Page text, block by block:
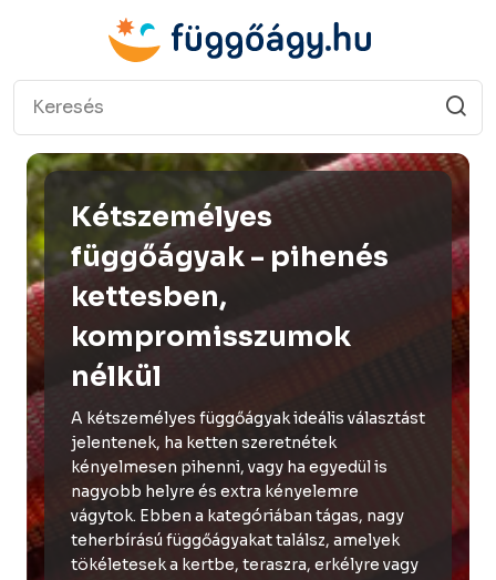
Kétszemélyes
függőágyak - pihenés
kettesben,
kompromisszumok
nélkül
A kétszemélyes függőágyak ideális választást
jelentenek, ha ketten szeretnétek
kényelmesen pihenni, vagy ha egyedül is
nagyobb helyre és extra kényelemre
vágytok. Ebben a kategóriában tágas, nagy
teherbírású függőágyakat találsz, amelyek
tökéletesek a kertbe, teraszra, erkélyre vagy